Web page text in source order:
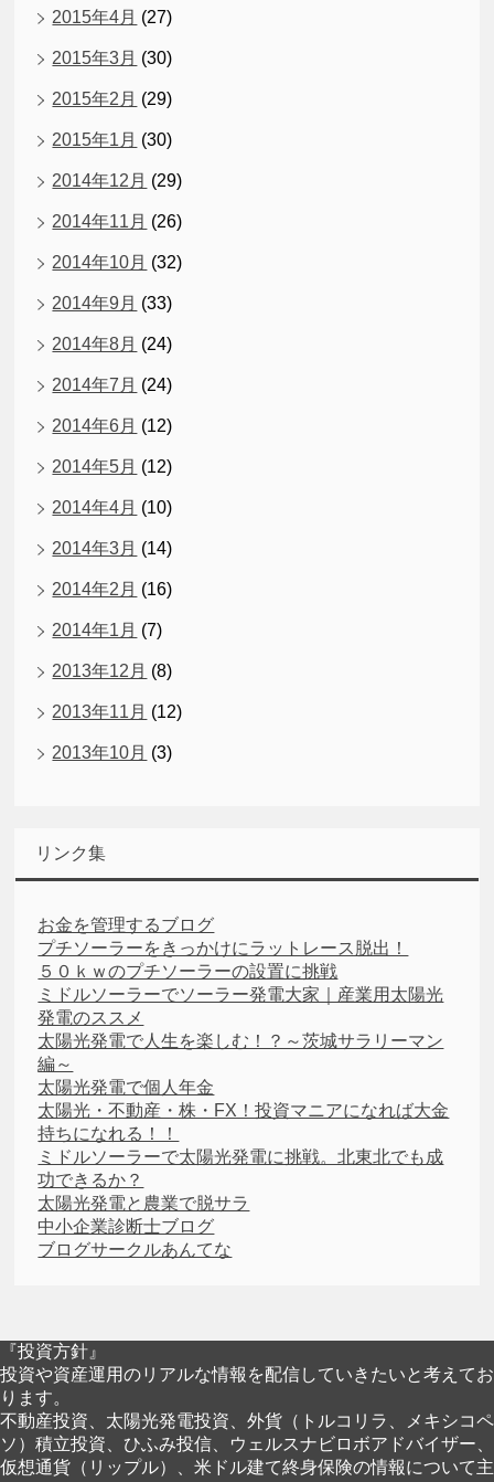
2015年4月 (27)
2015年3月 (30)
2015年2月 (29)
2015年1月 (30)
2014年12月 (29)
2014年11月 (26)
2014年10月 (32)
2014年9月 (33)
2014年8月 (24)
2014年7月 (24)
2014年6月 (12)
2014年5月 (12)
2014年4月 (10)
2014年3月 (14)
2014年2月 (16)
2014年1月 (7)
2013年12月 (8)
2013年11月 (12)
2013年10月 (3)
リンク集
お金を管理するブログ
プチソーラーをきっかけにラットレース脱出！
５０ｋｗのプチソーラーの設置に挑戦
ミドルソーラーでソーラー発電大家｜産業用太陽光
発電のススメ
太陽光発電で人生を楽しむ！？～茨城サラリーマン
編～
太陽光発電で個人年金
太陽光・不動産・株・FX！投資マニアになれば大金
持ちになれる！！
ミドルソーラーで太陽光発電に挑戦。北東北でも成
功できるか？
太陽光発電と農業で脱サラ
中小企業診断士ブログ
ブログサークルあんてな
『投資方針』
投資や資産運用のリアルな情報を配信していきたいと考えてお
ります。
不動産投資、太陽光発電投資、外貨（トルコリラ、メキシコペ
ソ）積立投資、ひふみ投信、ウェルスナビロボアドバイザー、
仮想通貨（リップル）、米ドル建て終身保険の情報について主